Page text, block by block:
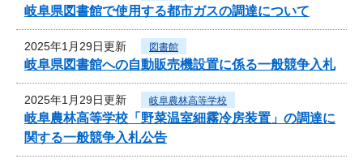
岐阜県図書館で使用する都市ガスの調達について
2025年1月29日更新 図書館
岐阜県図書館への自動販売機設置に係る一般競争入札
2025年1月29日更新 岐阜農林高等学校
岐阜農林高等学校「野菜温室細霧冷房装置」の調達に
関する一般競争入札公告